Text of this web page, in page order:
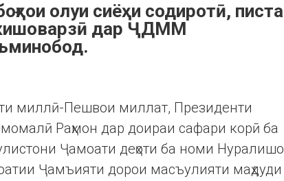
олуи сиёҳи содиротӣ, писта
дар ҶДММ
миллӣ-Пешвои миллат, Президенти
Раҳмон дар доираи сафари корӣ ба
Ҷамоати деҳоти ба номи Нуралишоҳ
Ҷамъияти дорои масъулияти маҳдуди